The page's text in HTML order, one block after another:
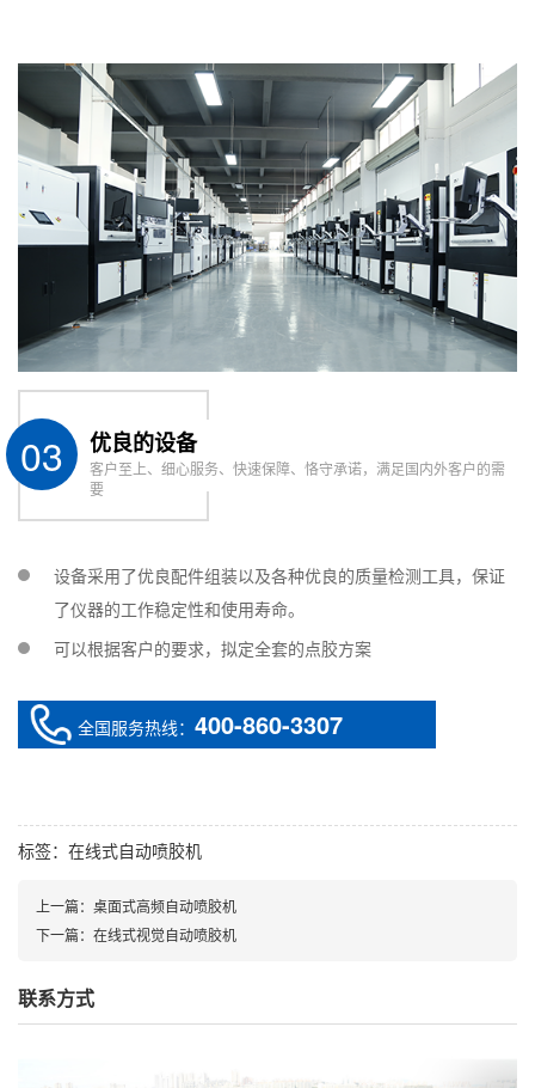
03 优良的设备
客户至上、细心服务、快速保障、恪守承诺，满足国内外客户的需
要
设备采用了优良配件组装以及各种优良的质量检测工具，保证
了仪器的工作稳定性和使用寿命。
可以根据客户的要求，拟定全套的点胶方案
全国服务热线： 400-860-3307
标签： 在线式自动喷胶机
上一篇： 桌面式高频自动喷胶机
下一篇： 在线式视觉自动喷胶机
联系方式